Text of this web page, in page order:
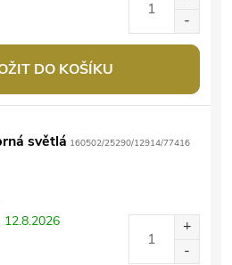
DO KOŠÍKU
světlá 160502/25290/12914/77416
12.8.2026